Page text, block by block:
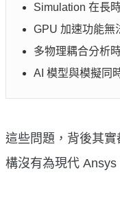
Simulation 在長
GPU 加速功能無
多物理耦合分析
AI 模型與模擬同
這些問題，背後其
構沒有為現代 Ansys